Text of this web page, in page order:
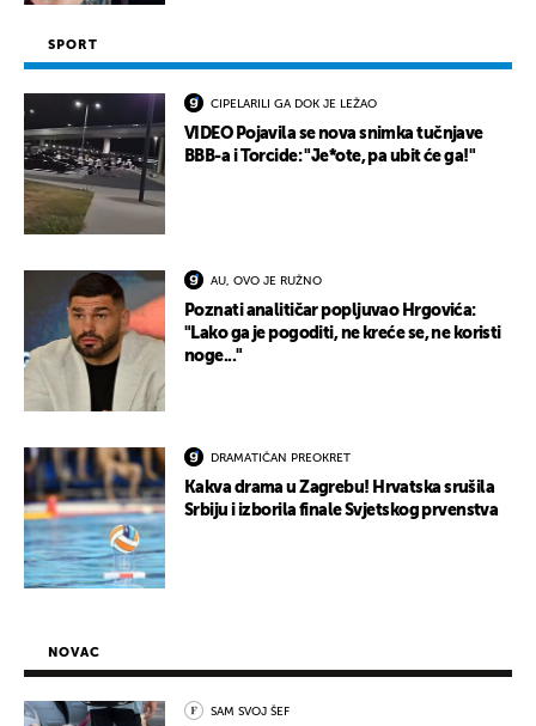
SPORT
CIPELARILI GA DOK JE LEŽAO
VIDEO Pojavila se nova snimka tučnjave
BBB-a i Torcide: "Je*ote, pa ubit će ga!"
AU, OVO JE RUŽNO
Poznati analitičar popljuvao Hrgovića:
"Lako ga je pogoditi, ne kreće se, ne koristi
noge..."
DRAMATIČAN PREOKRET
Kakva drama u Zagrebu! Hrvatska srušila
Srbiju i izborila finale Svjetskog prvenstva
NOVAC
SAM SVOJ ŠEF